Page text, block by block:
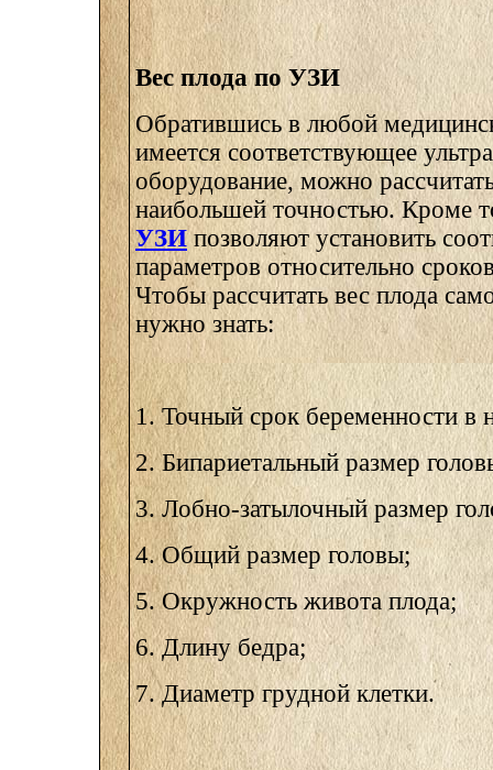
Вес плода по УЗИ
Обратившись в любой
имеется соответствующее
оборудование, можно
наибольшей точностью. Кроме
УЗИпозволяют установить
параметров относительно
Чтобы рассчитать вес плода
нужно знать:
1. Точный срок беременности в
2. Бипариетальный размер
3. Лобно-затылочный размер
4. Общий размер головы;
5. Окружность живота плода;
6. Длину бедра;
7. Диаметр грудной клетки.